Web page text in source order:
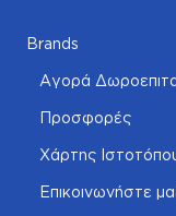
Brands
Αγορά
Προσφορές
Χάρτης
Επικοινωνήστε